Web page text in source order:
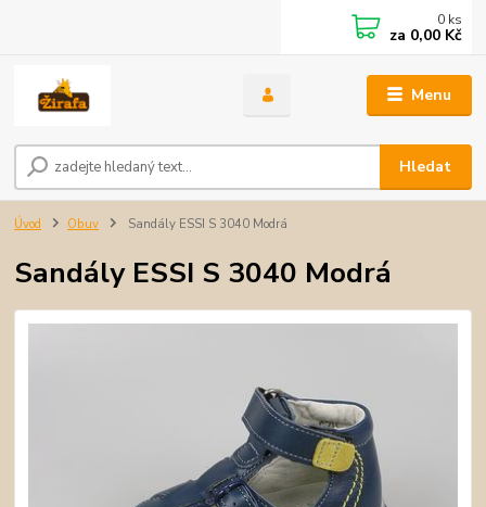
Menu
Hledat
0 ks
za 0,00 Kč
Úvod Obuv Sandály ESSI S 3040 Modrá
Sandály ESSI S 3040 Modrá